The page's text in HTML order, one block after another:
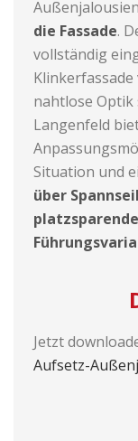
die Fassade.
vollständig
nahtlose Optik
Langenfeld
Situation und
über Spannseil
Jetzt
Aufsetz-